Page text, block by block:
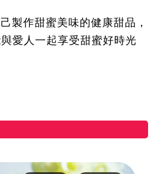
製作甜蜜美味的健康甜品，
愛人一起享受甜蜜好時光